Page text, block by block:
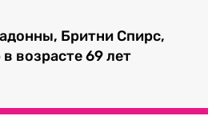
Бритни Спирс,
возрасте 69 лет